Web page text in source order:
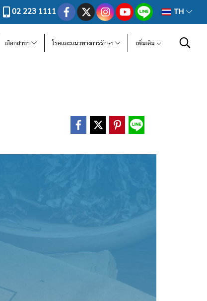
02 223 1111 TH
เลือกสาขา โรคและแนวทางการรักษา เพิ่มเติม